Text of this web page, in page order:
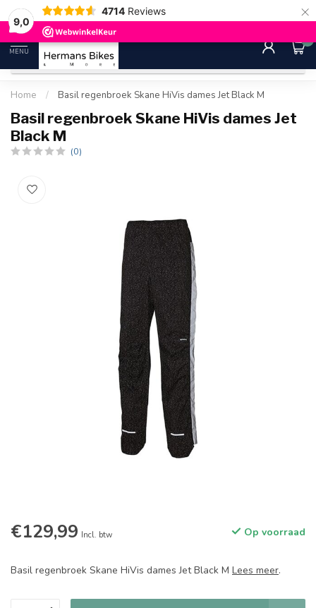
9,0
4714 Reviews ×
30 dagen bedenktijd Gratis
MENU
0
Home / Basil regenbroek Skane HiVis dames Jet Black M
Basil regenbroek Skane HiVis dames Jet
Black M
(0)
€129,99 Incl. btw Op voorraad
Basil regenbroek Skane HiVis dames Jet Black M Lees meer.